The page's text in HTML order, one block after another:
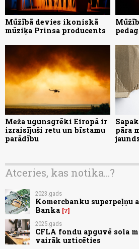
Mūžībā devies ikoniskā
mūziķa Prinsa producents
Meža ugunsgrēki Eiropā ir
izraisījuši retu un bīstamu
parādību
pāra
Atceries, kas notika...?
2023.gads
Komercbanku superpeļņu
Banka 7
2025.gads
CFLA fondu apguvē sola
vairāk uzticēties